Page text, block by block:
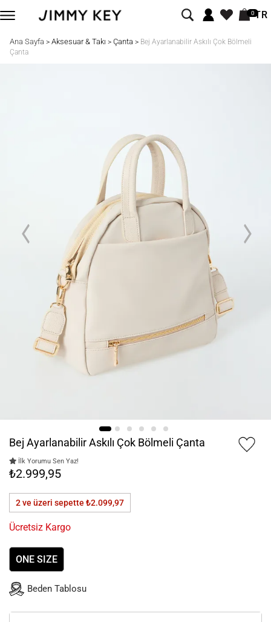
0TR
Ana Sayfa > Aksesuar & Takı > Çanta > Bej Ayarlanabilir Askılı Çok Bölmeli
Çanta
Bej Ayarlanabilir Askılı Çok Bölmeli Çanta
İlk Yorumu Sen Yaz!
₺2.999,95
2 ve üzeri sepette ₺2.099,97
Ücretsiz Kargo
ONE SIZE
Beden Tablosu